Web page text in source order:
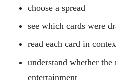
choose a spread
see which cards were
read each card in
understand whether
entertainment